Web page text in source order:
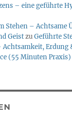
– eine geführte
Stehen – Achtsame
GeistzuGeführte
Erdung
(55 Minuten Praxis)